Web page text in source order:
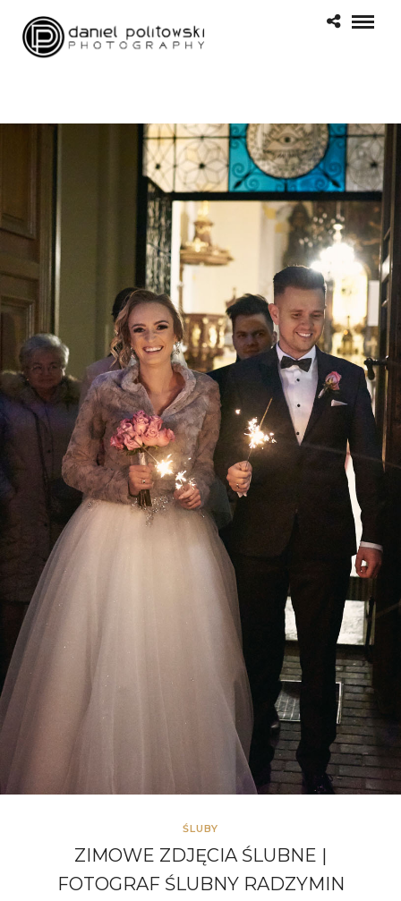
ŚLUBY
ZIMOWE ZDJĘCIA ŚLUBNE |
FOTOGRAF ŚLUBNY RADZYMIN